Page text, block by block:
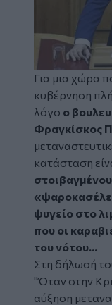
Για μια χώρα
κυβέρνηση
λόγο ο
Φραγκίσκος
κατάσταση
ψυγείο στο
που οι
του νότου...
Στη δήλωσή
"Όταν στην
αύξηση